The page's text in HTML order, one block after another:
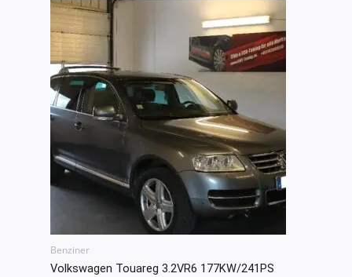
Benziner
Volkswagen Touareg 3.2VR6 177KW/241PS